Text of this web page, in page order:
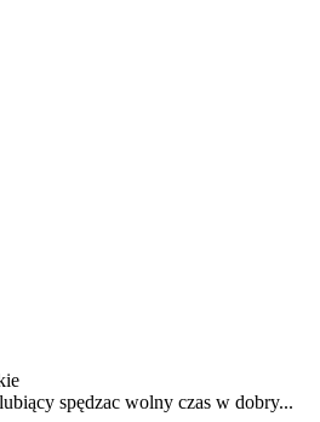
spędzac wolny czas w dobry...